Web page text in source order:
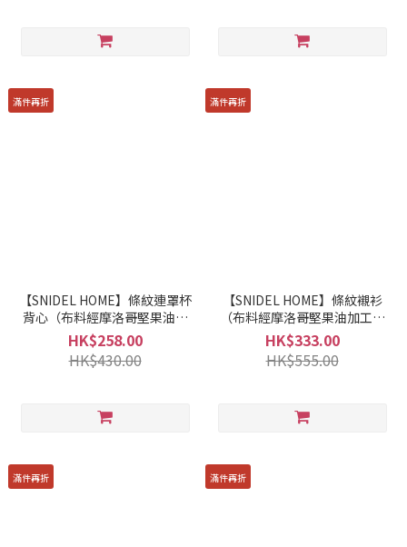
滿件再折
【SNIDEL HOME】條紋連罩杯
背心（布料經摩洛哥堅果油加
工） SHCT252068
HK$258.00
HK$430.00
滿件再折
【SNIDEL HOME】條紋襯衫
（布料經摩洛哥堅果油加工）
SHCT252064
HK$333.00
HK$555.00
滿件再折 滿件再折